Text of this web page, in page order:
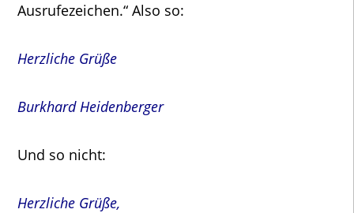
Ausrufezeichen.“ Also so:
Herzliche Grüße
Burkhard Heidenberger
Und so nicht:
Herzliche Grüße,